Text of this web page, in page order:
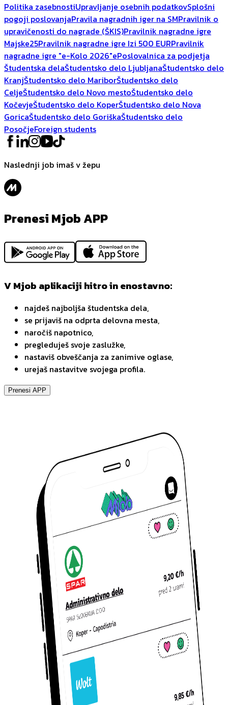
Politika zasebnostiUpravljanje osebnih podatkovSplošni
pogoji poslovanjaPravila nagradnih iger na SMPravilnik o
upravičenosti do nagrade (ŠKIS)Pravilnik nagradne igre
Majske25Pravilnik nagradne igre Izi 500 EURPravilnik
nagradne igre "e-Kolo 2026"ePoslovalnica za podjetja
Študentska delaŠtudentsko delo LjubljanaŠtudentsko delo
KranjŠtudentsko delo MariborŠtudentsko delo
CeljeŠtudentsko delo Novo mestoŠtudentsko delo
KočevjeŠtudentsko delo KoperŠtudentsko delo Nova
GoricaŠtudentsko delo GoriškaŠtudentsko delo
PosočjeForeign students
Naslednji job imaš v žepu
Prenesi Mjob APP
V Mjob aplikaciji hitro in enostavno:
najdeš najboljša študentska dela,
se prijaviš na odprta delovna mesta,
naročiš napotnico,
pregleduješ svoje zaslužke,
nastaviš obveščanja za zanimive oglase,
urejaš nastavitve svojega profila.
Prenesi APP